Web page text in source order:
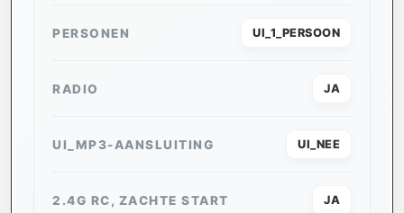
PERSONEN UI_1_PERSOON
RADIO JA
UI_MP3-AANSLUITING UI_NEE
2.4G RC, ZACHTE START JA